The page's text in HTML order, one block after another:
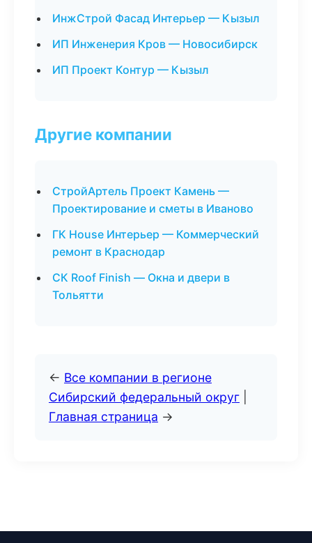
ИнжСтрой Фасад Интерьер — Кызыл
ИП Инженерия Кров — Новосибирск
ИП Проект Контур — Кызыл
Другие компании
СтройАртель Проект Камень —
Проектирование и сметы в Иваново
ГК House Интерьер — Коммерческий
ремонт в Краснодар
СК Roof Finish — Окна и двери в
Тольятти
← Все компании в регионе
Сибирский федеральный округ
Главная страница →